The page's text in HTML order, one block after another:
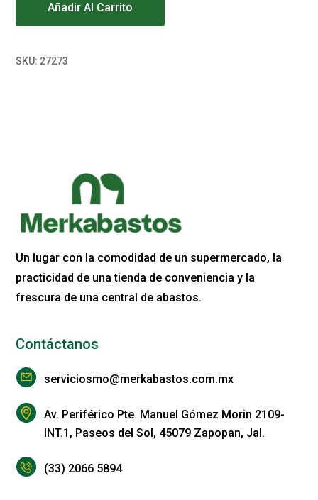
Añadir Al Carrito
SKU: 27273
Un lugar con la comodidad de un supermercado, la
practicidad de una tienda de conveniencia y la
frescura de una central de abastos.
Contáctanos
serviciosmo@merkabastos.com.mx
Av. Periférico Pte. Manuel Gómez Morin 2109-
INT.1, Paseos del Sol, 45079 Zapopan, Jal.
(33) 2066 5894